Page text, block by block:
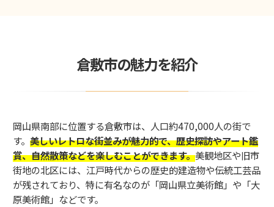
倉敷市の魅力を紹介
岡山県南部に位置する倉敷市は、人口約470,000人の街で
す。 美しいレトロな街並みが魅力的で、歴史探訪やアート鑑
賞、自然散策などを楽しむことができます。美観地区や旧市
街地の北区には、江戸時代からの歴史的建造物や伝統工芸品
が残されており、特に有名なのが「岡山県立美術館」や「大
原美術館」などです。